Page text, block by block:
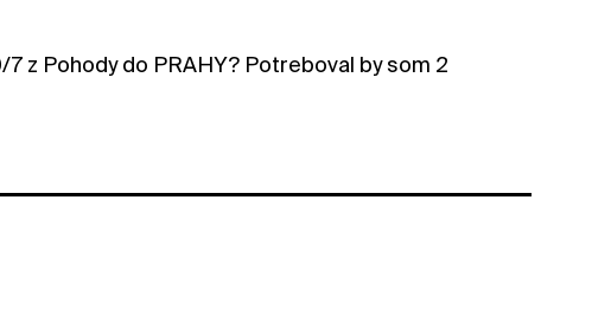
z Pohody do PRAHY? Potreboval by som 2